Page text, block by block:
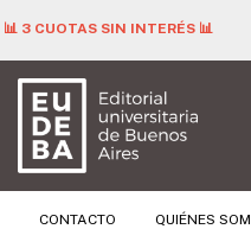
📊 3 CUOTAS SIN INTERÉS 📊
CONTACTO QUIÉNES